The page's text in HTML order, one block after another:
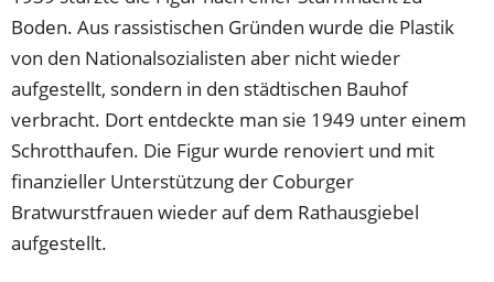
Boden. Aus rassistischen Gründen wurde die Plastik
von den Nationalsozialisten aber nicht wieder
aufgestellt, sondern in den städtischen Bauhof
verbracht. Dort entdeckte man sie 1949 unter einem
Schrotthaufen. Die Figur wurde renoviert und mit
finanzieller Unterstützung der Coburger
Bratwurstfrauen wieder auf dem Rathausgiebel
aufgestellt.